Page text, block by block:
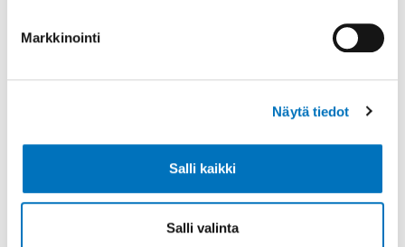
Markkinointi
Näytä tiedot
Salli kaikki
Salli valinta